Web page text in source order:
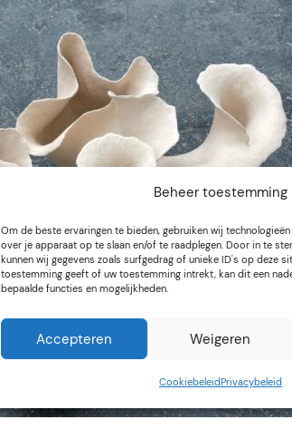
Beheer toestemming
Om de beste ervaringen te bieden, gebruiken wij
over je apparaat op te slaan en/of te raadplegen. Door in te
kunnen wij gegevens zoals surfgedrag of unieke ID's op deze
toestemming geeft of uw toestemming intrekt, kan dit een
bepaalde functies en mogelijkheden.
Accepteren Weigeren
CookiebeleidPrivacybeleid